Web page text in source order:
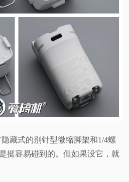
藏式的别针型微缩脚架和1/4螺
挺容易碰到的。但如果没它，就